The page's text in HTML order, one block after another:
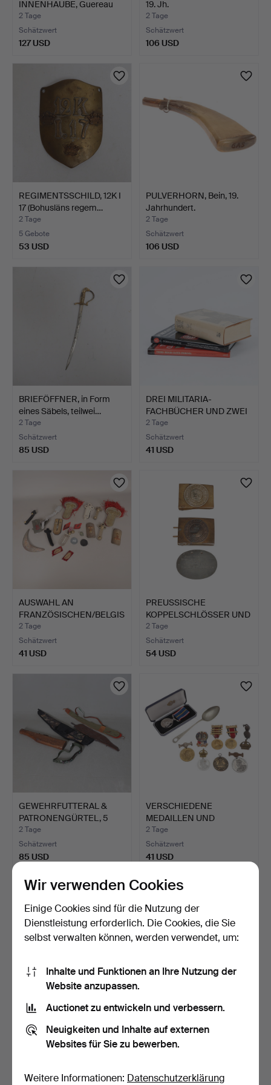
INNENHAUBE, Guereau
313.
2 Tage
Schätzwert
127 USD
19. Jh.
2 Tage
Schätzwert
106 USD
REGIMENTSSCHILD, 12K I
17 (Bohusläns regem…
2 Tage
5 Gebote
53 USD
PULVERHORN, Bein, 19.
Jahrhundert.
2 Tage
Schätzwert
106 USD
BRIEFÖFFNER, in Form
eines Säbels, teilwei…
2 Tage
Schätzwert
85 USD
DREI MILITARIA-
FACHBÜCHER UND ZWEI
GERAHMT…
2 Tage
Schätzwert
41 USD
AUSWAHL AN
FRANZÖSISCHEN/BELGIS
CHEN MILITÄ…
2 Tage
Schätzwert
41 USD
PREUSSISCHE
KOPPELSCHLÖSSER UND
ERKENNUNGS…
2 Tage
Schätzwert
54 USD
GEWEHRFUTTERAL &
PATRONENGÜRTEL, 5
Teile.
2 Tage
Schätzwert
85 USD
VERSCHIEDENE
MEDAILLEN UND
MEDAILLONS.
2 Tage
Schätzwert
41 USD
FLIEGERHELM IM
2 Tage
PULVERHORN, Holz, Bein,
2 Tage
Schätzwert
Wir verwenden Cookies
Einige Cookies sind für die Nutzung der
Dienstleistung erforderlich. Die Cookies, die Sie
selbst verwalten können, werden verwendet, um:
Inhalte und Funktionen an Ihre Nutzung der
Website anzupassen.
Auctionet zu entwickeln und verbessern.
Neuigkeiten und Inhalte auf externen
Websites für Sie zu bewerben.
Weitere Informationen: Datenschutzerklärung